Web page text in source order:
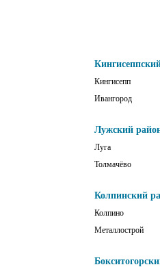
Кингисепп
Ивангород
Лужский
Луга
Толмачёво
Колпинский
Колпино
Металлострой